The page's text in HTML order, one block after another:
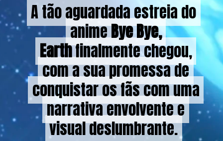
A tão aguardada estreia do
animeBye Bye,
Earthfinalmente chegou,
com a sua promessa de
conquistar os fãs com uma
narrativa envolvente e
visual deslumbrante.
A tão aguardada estreia do
animeBye Bye,
Earthfinalmente chegou,
com a sua promessa de
conquistar os fãs com uma
narrativa envolvente e
visual deslumbrante.